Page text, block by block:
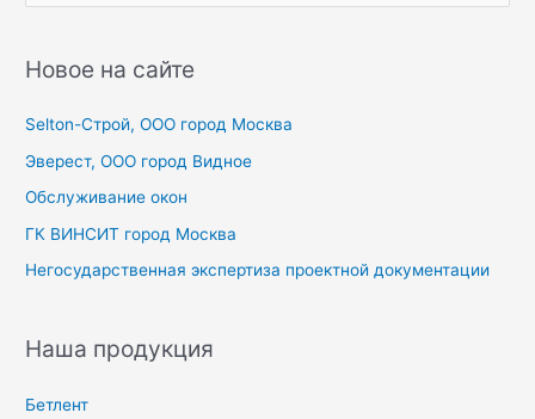
с
:
Новое на сайте
Selton-Строй, OOO город Москва
Эверест, ООО город Видное
Обслуживание окон
ГК ВИНСИТ город Москва
Негосударственная экспертиза проектной документации
Наша продукция
Бетлент